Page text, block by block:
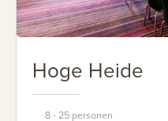
Hoge Heide
8 - 25 personen